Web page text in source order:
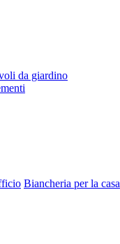
da giardino
Biancheria per la casa